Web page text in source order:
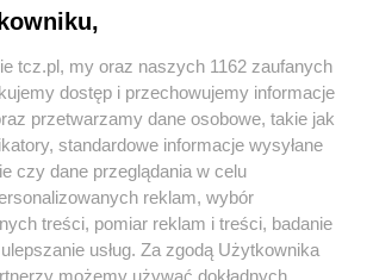
POLITYKA PRYWATNOŚCI HOSTING
RSS FACEBOOK KONTAKT
tcz.pl, my oraz naszych 1162 zaufanych
dostęp i przechowujemy informacje
przetwarzamy dane osobowe, takie jak
standardowe informacje wysyłane
czy dane przeglądania w celu
reklam, wybór
treści, pomiar reklam i treści, badanie
usług. Za zgodą Użytkownika
możemy używać dokładnych